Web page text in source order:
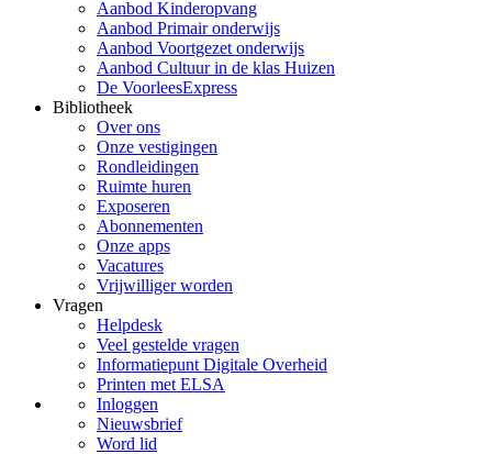
Aanbod Kinderopvang
Aanbod Primair onderwijs
Aanbod Voortgezet onderwijs
Aanbod Cultuur in de klas Huizen
De VoorleesExpress
Bibliotheek
Over ons
Onze vestigingen
Rondleidingen
Ruimte huren
Exposeren
Abonnementen
Onze apps
Vacatures
Vrijwilliger worden
Vragen
Helpdesk
Veel gestelde vragen
Informatiepunt Digitale Overheid
Printen met ELSA
Inloggen
Nieuwsbrief
Word lid